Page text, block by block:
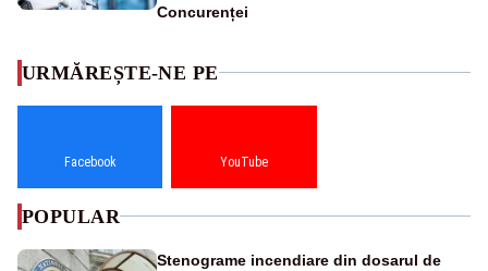
Concurenței
URMĂREȘTE-NE PE
Facebook YouTube
POPULAR
Stenograme incendiare din dosarul de